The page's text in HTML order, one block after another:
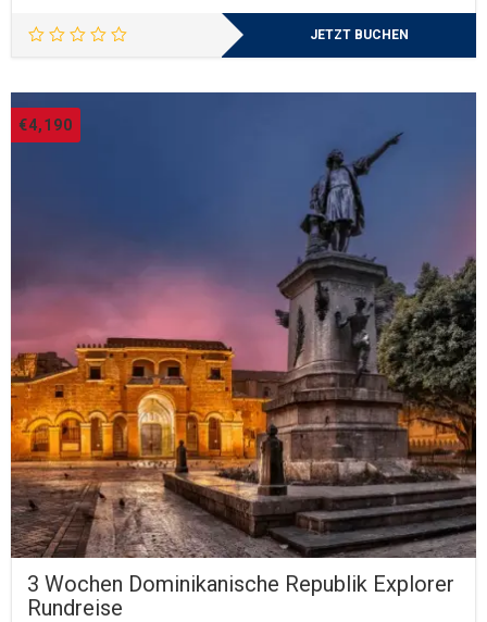
JETZT BUCHEN
€4,190
3 Wochen Dominikanische Republik Explorer
Rundreise